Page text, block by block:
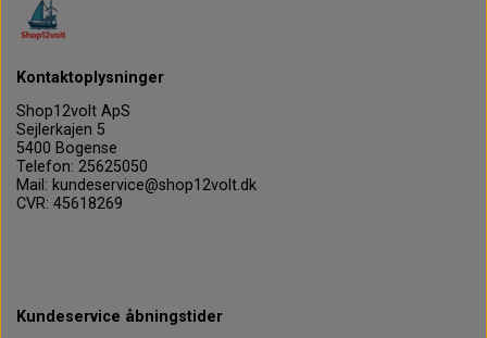
Kontaktoplysninger
Shop12volt ApS
Sejlerkajen 5
5400 Bogense
Telefon: 25625050
Mail: kundeservice@shop12volt.dk
CVR: 45618269
Kundeservice åbningstider